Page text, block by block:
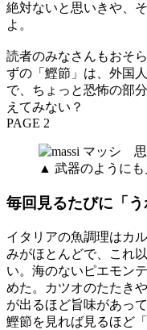
絶対ないと思いきや、
よ。
読者のみなさんもおそ
ずの「鰹節」は、外国
で、ちょっと恐怖の部
えてみない？
PAGE 2
▲ 武器のようにも
毎回見るたびに「
イタリアの魚調理はカ
みがほとんどで、これ
い。海のないピエモン
めた。カツオのたたき
が出るほど旨味があっ
鰹節を見れば見るほど